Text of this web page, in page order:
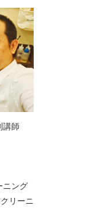
講師
ニング
リーニ